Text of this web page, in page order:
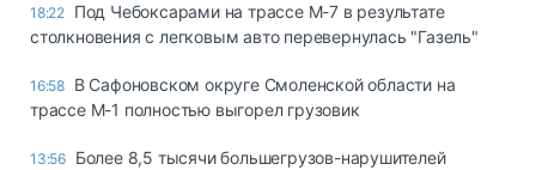
18:22 Под Чебоксарами на трассе М-7 в результате
столкновения с легковым авто перевернулась "Газель"
16:58 В Сафоновском округе Смоленской области на
трассе М-1 полностью выгорел грузовик
13:56 Более 8,5 тысячи большегрузов-нарушителей